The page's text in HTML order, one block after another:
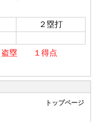
トップページ
２塁打
塁 １得点